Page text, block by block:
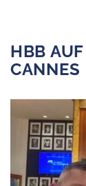
HBB
CANNES